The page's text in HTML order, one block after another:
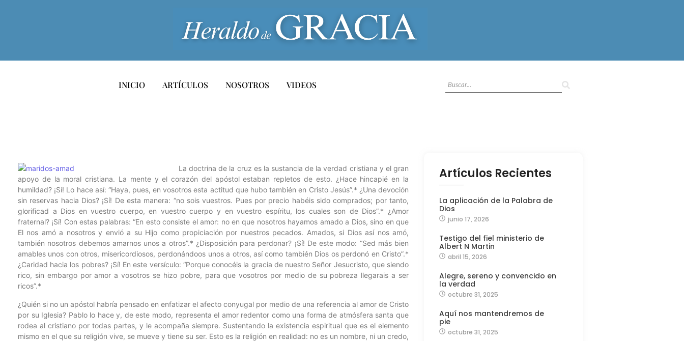
INICIO ARTÍCULOS NOSOTROS VIDEOS
La doctrina de la cruz es la sustancia de la verdad cristiana y el gran
apoyo de la moral cristiana. La mente y el corazón del apóstol estaban repletos de esto. ¿Hace hincapié en la
humildad? ¡Sí! Lo hace así: “Haya, pues, en vosotros esta actitud que hubo también en Cristo Jesús”.* ¿Una devoción
sin reservas hacia Dios? ¡Sí! De esta manera: “no sois vuestros. Pues por precio habéis sido comprados; por tanto,
glorificad a Dios en vuestro cuerpo, en vuestro cuerpo y en vuestro espíritu, los cuales son de Dios”.* ¿Amor
fraternal? ¡Sí! Con estas palabras: “En esto consiste el amor: no en que nosotros hayamos amado a Dios, sino en que
El nos amó a nosotros y envió a su Hijo como propiciación por nuestros pecados. Amados, si Dios así nos amó,
también nosotros debemos amarnos unos a otros”.* ¿Disposición para perdonar? ¡Sí! De este modo: “Sed más bien
amables unos con otros, misericordiosos, perdonándoos unos a otros, así como también Dios os perdonó en Cristo”.*
¿Caridad hacia los pobres? ¡Sí! En este versículo: “Porque conocéis la gracia de nuestro Señor Jesucristo, que siendo
rico, sin embargo por amor a vosotros se hizo pobre, para que vosotros por medio de su pobreza llegarais a ser
ricos”.*
¿Quién si no un apóstol habría pensado en enfatizar el afecto conyugal por medio de una referencia al amor de Cristo
por su Iglesia? Pablo lo hace y, de este modo, representa el amor redentor como una forma de atmósfera santa que
rodea al cristiano por todas partes, y le acompaña siempre. Sustentando la existencia espiritual que es el elemento
mismo en el que su religión vive, se mueve y tiene su ser. Esto es la religión en realidad: no es un nombre, ni un credo,
Artículos Recientes
La aplicación de la Palabra de
Dios
junio 17, 2026
Testigo del fiel ministerio de
Albert N Martin
abril 15, 2026
Alegre, sereno y convencido en
la verdad
octubre 31, 2025
Aquí nos mantendremos de
pie
octubre 31, 2025